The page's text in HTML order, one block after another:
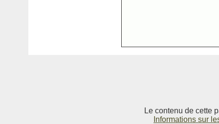
Le contenu de cette
Informations sur